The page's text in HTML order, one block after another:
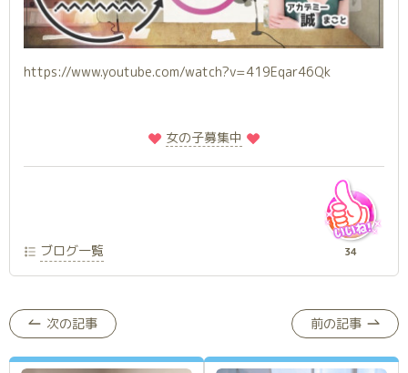
https://www.youtube.com/watch?v=419Eqar46Qk
️女の子募集中
ブログ一覧 34
次の記事 前の記事